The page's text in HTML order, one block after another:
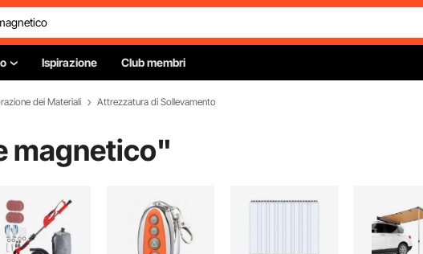
Ispirazione Club membri
dei Materiali Attrezzatura di Sollevamento
magnetico"